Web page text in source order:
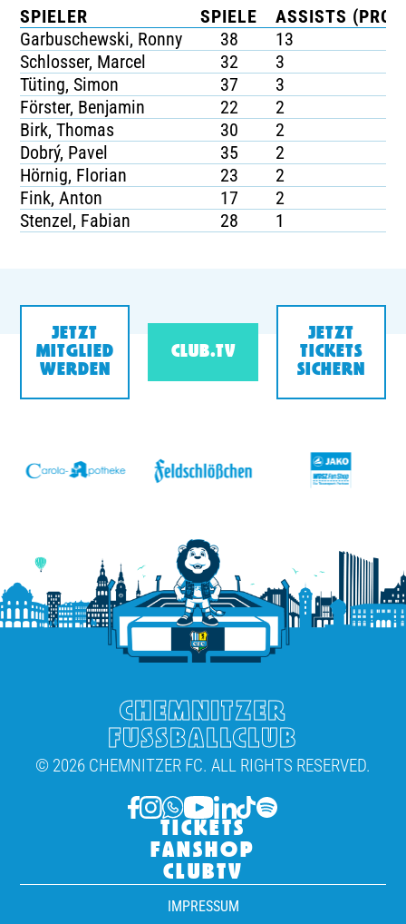
SPIELER SPIELE
ASSISTS (PRO
Garbuschewski, Ronny
38
13
Schlosser, Marcel
32
3
Tüting, Simon
37
3
Förster, Benjamin
22
2
Birk, Thomas
30
2
Dobrý, Pavel
35
2
Hörnig, Florian
23
2
Fink, Anton
17
2
Stenzel, Fabian
28 1
JETZT
MITGLIED
WERDEN
CLUB.TV
JETZT
TICKETS
SICHERN
CHEMNITZER
FUSSBALLCLUB
© 2026 CHEMNITZER FC. ALL RIGHTS RESERVED.
TICKETS
FANSHOP
CLUBTV
IMPRESSUM